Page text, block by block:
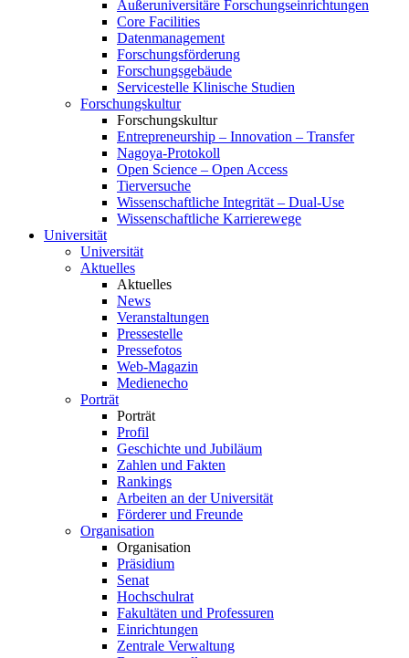
Außeruniversitäre Forschungseinrichtungen
Core Facilities
Datenmanagement
Forschungsförderung
Forschungsgebäude
Servicestelle Klinische Studien
Forschungskultur
Forschungskultur
Entrepreneurship – Innovation – Transfer
Nagoya-Protokoll
Open Science – Open Access
Tierversuche
Wissenschaftliche Integrität – Dual-Use
Wissenschaftliche Karrierewege
Universität
Universität
Aktuelles
Aktuelles
News
Veranstaltungen
Pressestelle
Pressefotos
Web-Magazin
Medienecho
Porträt
Porträt
Profil
Geschichte und Jubiläum
Zahlen und Fakten
Rankings
Arbeiten an der Universität
Förderer und Freunde
Organisation
Organisation
Präsidium
Senat
Hochschulrat
Fakultäten und Professuren
Einrichtungen
Zentrale Verwaltung